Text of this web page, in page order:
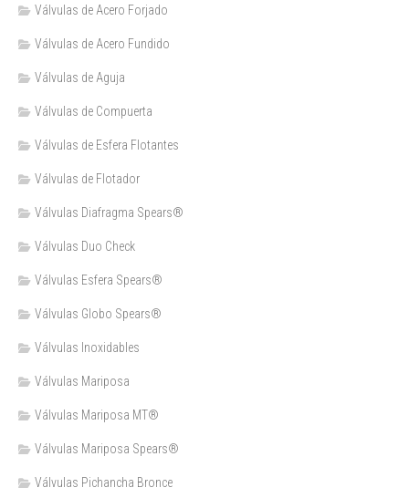
Válvulas de Acero Forjado
Válvulas de Acero Fundido
Válvulas de Aguja
Válvulas de Compuerta
Válvulas de Esfera Flotantes
Válvulas de Flotador
Válvulas Diafragma Spears®️
Válvulas Duo Check
Válvulas Esfera Spears®
Válvulas Globo Spears®
Válvulas Inoxidables
Válvulas Mariposa
Válvulas Mariposa MT®
Válvulas Mariposa Spears®
Válvulas Pichancha Bronce